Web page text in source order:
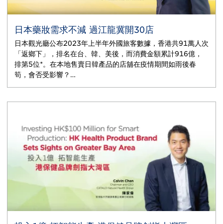
日本藥妝需求不減 過江龍冀開30店
日本觀光廳公布2023年上半年外國旅客數據，香港共91萬人次
「返鄉下」，排名在台、韓、美後，而消費金額累計916億，
排第5位*。在本地售賣日韓產品的店舖在疫情期間如雨後春
筍，會否受影響？…